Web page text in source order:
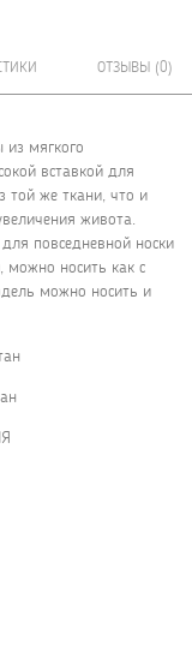
ОТЗЫВЫ (0)
из мягкого
вставкой для
той же ткани, что и
живота.
повседневной носки
можно носить как с
можно носить и